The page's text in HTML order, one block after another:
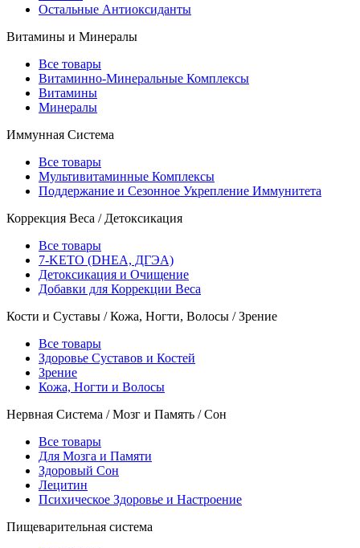
Остальные Антиоксиданты
Витамины и Минералы
Все товары
Витаминно-Минеральные Комплексы
Витамины
Минералы
Иммунная Система
Все товары
Мультивитаминные Комплексы
Поддержание и Сезонное Укрепление Иммунитета
Коррекция Веса / Детоксикация
Все товары
7-KETO (DHEA, ДГЭА)
Детоксикация и Очищение
Добавки для Коррекции Веса
Кости и Суставы / Кожа, Ногти, Волосы / Зрение
Все товары
Здоровье Суставов и Костей
Зрение
Кожа, Ногти и Волосы
Нервная Система / Мозг и Память / Сон
Все товары
Для Мозга и Памяти
Здоровый Сон
Лецитин
Психическое Здоровье и Настроение
Пищеварительная система